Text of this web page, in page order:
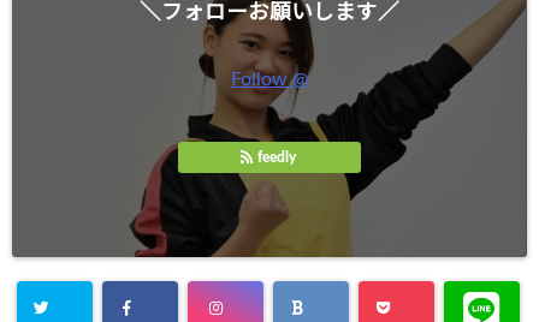
＼フォローお願いします／
Follow @
feedly